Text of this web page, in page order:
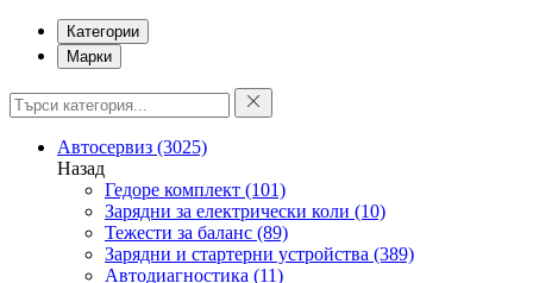
Категории
Марки
Автосервиз (3025)
Назад
Гедоре комплект (101)
Зарядни за електрически коли (10)
Тежести за баланс (89)
Зарядни и стартерни устройства (389)
Автодиагностика (11)